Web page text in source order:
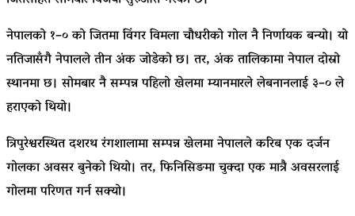
नेपालको १–० को जितमा विंगर विमला चौधरीको गोल नै निर्णायक बन्यो। यो
नतिजासँगै नेपालले तीन अंक जोडेको छ। तर, अंक तालिकामा नेपाल दोस्रो
स्थानमा छ। सोमबार नै सम्पन्न पहिलो खेलमा म्यानमारले लेबनानलाई ३–० ले
हराएको थियो।
त्रिपुरेश्वरस्थित दशरथ रंगशालामा सम्पन्न खेलमा नेपालले करिब एक दर्जन
गोलका अवसर बुनेको थियो। तर, फिनिसिङमा चुक्दा एक मात्रै अवसरलाई
गोलमा परिणत गर्न सक्यो।